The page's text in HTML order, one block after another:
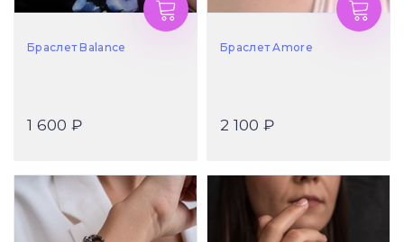
Браслет Balance
1 600 ₽
Браслет Amore
2 100 ₽